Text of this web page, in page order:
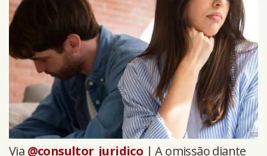
Via @consultor_juridico | A omissão diante